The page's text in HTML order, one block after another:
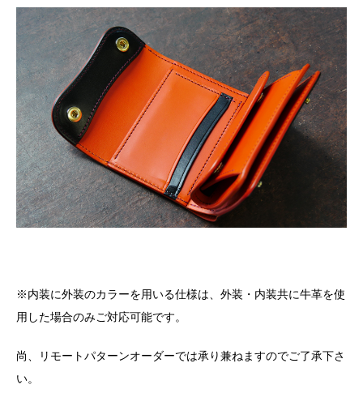
※内装に外装のカラーを用いる仕様は、外装・内装共に牛革を使
用した場合のみご対応可能です。
尚、リモートパターンオーダーでは承り兼ねますのでご了承下さ
い。